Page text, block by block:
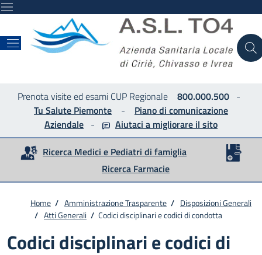
Prenota visite ed esami CUP Regionale 800.000.500-
Tu Salute Piemonte - Piano di comunicazione
Aziendale - Aiutaci a migliorare il sito
Ricerca Medici e Pediatri di famiglia
Ricerca Farmacie
Home / Amministrazione Trasparente / Disposizioni Generali
/ Atti Generali / Codici disciplinari e codici di condotta
Codici disciplinari e codici di